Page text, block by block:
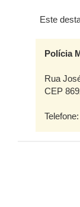
Este
Polícia
Rua
CEP